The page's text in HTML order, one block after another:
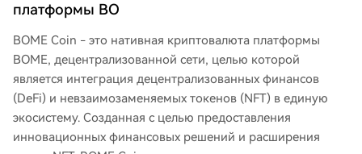
платформы BO
BOME Coin - это нативная криптовалюта платформы
BOME, децентрализованной сети, целью которой
является интеграция децентрализованных финансов
(DeFi) и невзаимозаменяемых токенов (NFT) в единую
экосистему. Созданная с целью предоставления
инновационных финансовых решений и расширения